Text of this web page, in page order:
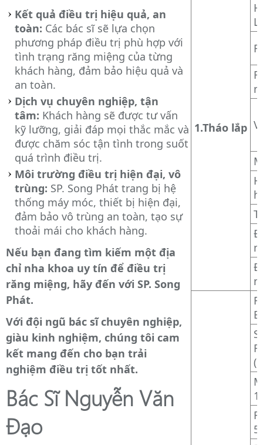
Kết quả điều trị hiệu quả, an
toàn: Các bác sĩ sẽ lựa chọn
phương pháp điều trị phù hợp với
tình trạng răng miệng của từng
khách hàng, đảm bảo hiệu quả và
an toàn.
Dịch vụ chuyên nghiệp, tận
tâm: Khách hàng sẽ được tư vấn
kỹ lưỡng, giải đáp mọi thắc mắc và
được chăm sóc tận tình trong suốt
quá trình điều trị.
Môi trường điều trị hiện đại, vô
trùng: SP. Song Phát trang bị hệ
thống máy móc, thiết bị hiện đại,
đảm bảo vô trùng an toàn, tạo sự
thoải mái cho khách hàng.
Nếu bạn đang tìm kiếm một địa
chỉ nha khoa uy tín để điều trị
răng miệng, hãy đến với SP. Song
Phát.
Với đội ngũ bác sĩ chuyên nghiệp,
giàu kinh nghiệm, chúng tôi cam
kết mang đến cho bạn trải
nghiệm điều trị tốt nhất.
Bác Sĩ Nguyễn Văn
Đạo
1.Tháo lắp
1
5